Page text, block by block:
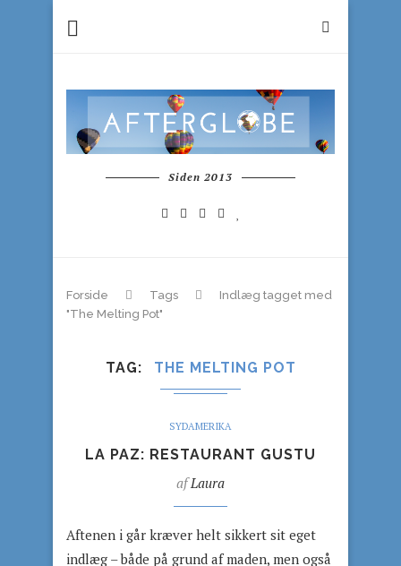
Siden 2013
Forside Tags
Indlæg tagget med
"The Melting Pot"
TAG THE MELTING POT
SYDAMERIKA
LA PAZ: RESTAURANT GUSTU
afLaura
Aftenen i går kræver helt sikkert sit eget
indlæg – både på grund af maden, men også